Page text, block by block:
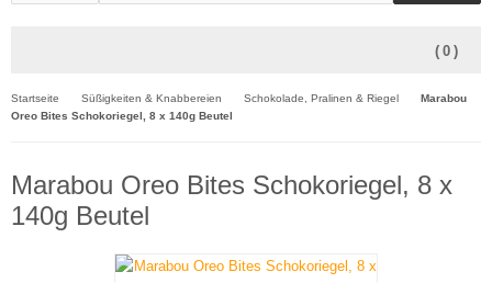
( 0 )
Startseite Süßigkeiten & Knabbereien Schokolade, Pralinen & Riegel
Marabou
Oreo Bites Schokoriegel, 8 x 140g Beutel
Marabou Oreo Bites Schokoriegel, 8 x
140g Beutel